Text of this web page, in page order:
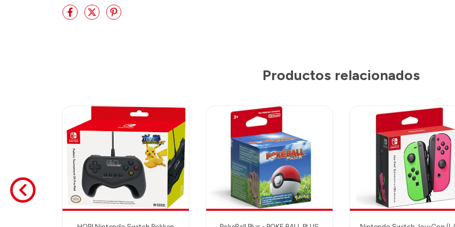
Productos relacionados